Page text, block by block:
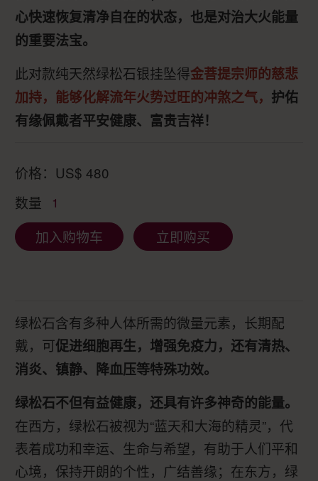
心快速恢复清净自在的状态，也是对治大火能量
的重要法宝。
此对款纯天然绿松石银挂坠得金菩提宗师的慈悲
加持，能够化解流年火势过旺的冲煞之气， 护佑
有缘佩戴者平安健康、富贵吉祥！
价格： US$ 480
数量
1
加入购物车 立即购买
绿松石含有多种人体所需的微量元素，长期配
戴，可促进细胞再生，增强免疫力，还有清热、
消炎、镇静、降血压等特殊功效。
绿松石不但有益健康，还具有许多神奇的能量。
在西方，绿松石被视为“蓝天和大海的精灵”，代
表着成功和幸运、生命与希望，有助于人们平和
心境，保持开朗的个性，广结善缘；在东方，绿